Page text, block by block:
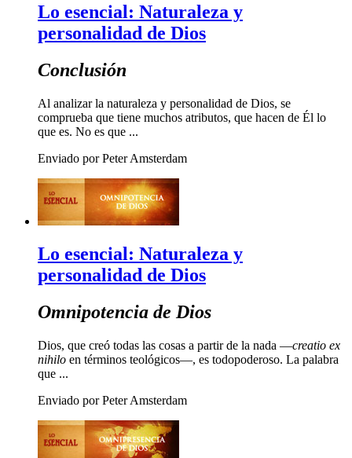
Lo esencial: Naturaleza y
personalidad de Dios
Conclusión
Al analizar la naturaleza y personalidad de Dios, se
comprueba que tiene muchos atributos, que hacen de Él lo
que es. No es que ...
Enviado por Peter Amsterdam
Lo esencial: Naturaleza y
personalidad de Dios
Omnipotencia de Dios
Dios, que creó todas las cosas a partir de la nada —creatio ex
nihilo en términos teológicos—, es todopoderoso. La palabra
que ...
Enviado por Peter Amsterdam